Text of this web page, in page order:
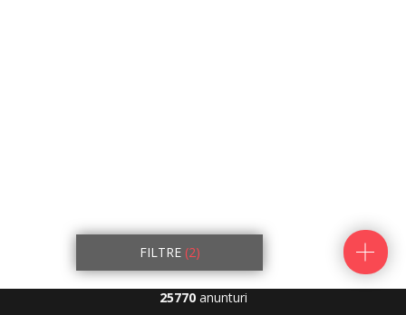
FILTRE (2)
25770anunturi